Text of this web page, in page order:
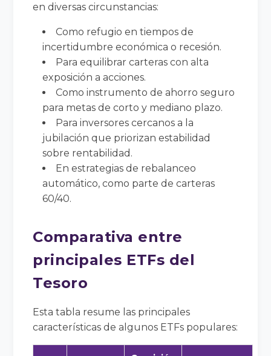
en diversas circunstancias:
Como refugio en tiempos de
incertidumbre económica o recesión.
Para equilibrar carteras con alta
exposición a acciones.
Como instrumento de ahorro seguro
para metas de corto y mediano plazo.
Para inversores cercanos a la
jubilación que priorizan estabilidad
sobre rentabilidad.
En estrategias de rebalanceo
automático, como parte de carteras
60/40.
Comparativa entre
principales ETFs del
Tesoro
Esta tabla resume las principales
características de algunos ETFs populares: